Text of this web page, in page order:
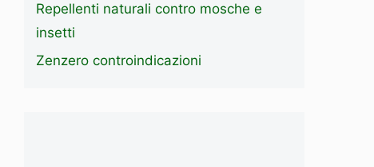
Repellenti naturali contro mosche e
insetti
Zenzero controindicazioni